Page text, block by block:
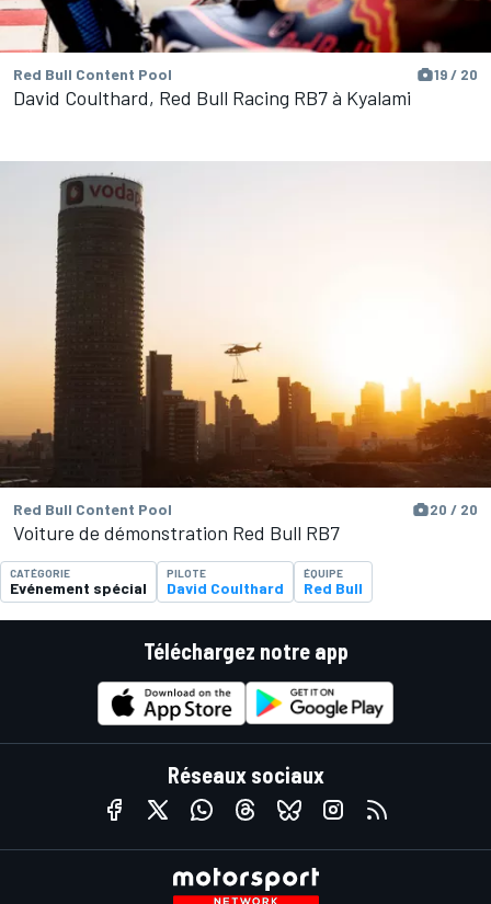
Red Bull Content Pool 19 / 20
David Coulthard, Red Bull Racing RB7 à Kyalami
Red Bull Content Pool 20 / 20
Voiture de démonstration Red Bull RB7
CATÉGORIE
Evénement spécial
PILOTE
David Coulthard
ÉQUIPE
Red Bull
Téléchargez notre app
Réseaux sociaux